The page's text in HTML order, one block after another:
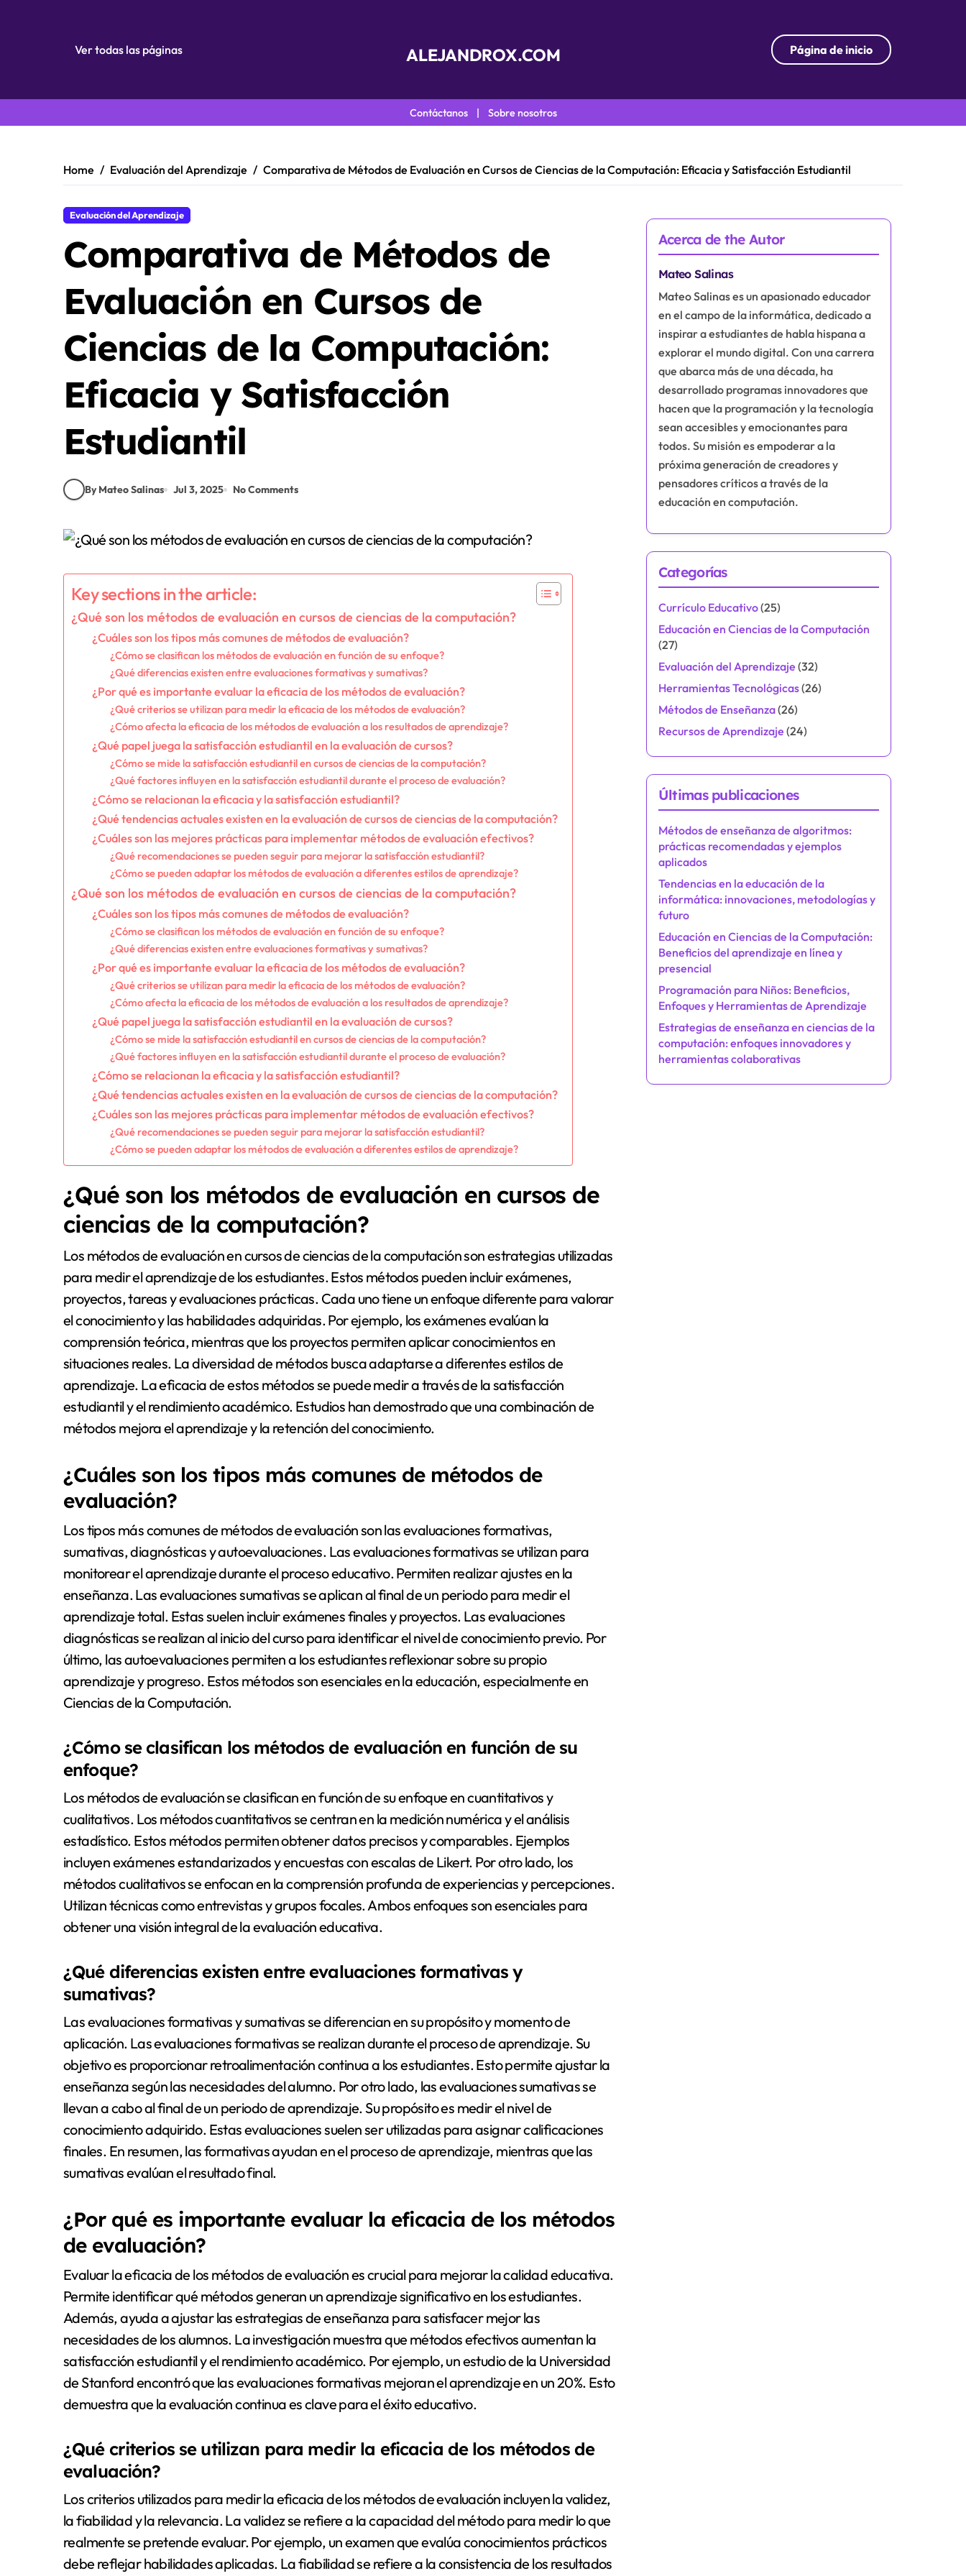
Ver todas las páginas ALEJANDROX.COM Página de inicio
Contáctanos | Sobre nosotros
Home Evaluación del Aprendizaje Comparativa de Métodos de Evaluación en Cursos de Ciencias de la Computación: Eficacia y Satisfacción Estudiantil
Evaluación del Aprendizaje
Comparativa de Métodos de
Evaluación en Cursos de
Ciencias de la Computación:
Eficacia y Satisfacción
Estudiantil
By Mateo Salinas Jul 3, 2025 No Comments
Key sections in the article:
¿Qué son los métodos de evaluación en cursos de ciencias de la computación?
¿Cuáles son los tipos más comunes de métodos de evaluación?
¿Cómo se clasifican los métodos de evaluación en función de su enfoque?
¿Qué diferencias existen entre evaluaciones formativas y sumativas?
¿Por qué es importante evaluar la eficacia de los métodos de evaluación?
¿Qué criterios se utilizan para medir la eficacia de los métodos de evaluación?
¿Cómo afecta la eficacia de los métodos de evaluación a los resultados de aprendizaje?
¿Qué papel juega la satisfacción estudiantil en la evaluación de cursos?
¿Cómo se mide la satisfacción estudiantil en cursos de ciencias de la computación?
¿Qué factores influyen en la satisfacción estudiantil durante el proceso de evaluación?
¿Cómo se relacionan la eficacia y la satisfacción estudiantil?
¿Qué tendencias actuales existen en la evaluación de cursos de ciencias de la computación?
¿Cuáles son las mejores prácticas para implementar métodos de evaluación efectivos?
¿Qué recomendaciones se pueden seguir para mejorar la satisfacción estudiantil?
¿Cómo se pueden adaptar los métodos de evaluación a diferentes estilos de aprendizaje?
¿Qué son los métodos de evaluación en cursos de ciencias de la computación?
¿Cuáles son los tipos más comunes de métodos de evaluación?
¿Cómo se clasifican los métodos de evaluación en función de su enfoque?
¿Qué diferencias existen entre evaluaciones formativas y sumativas?
¿Por qué es importante evaluar la eficacia de los métodos de evaluación?
¿Qué criterios se utilizan para medir la eficacia de los métodos de evaluación?
¿Cómo afecta la eficacia de los métodos de evaluación a los resultados de aprendizaje?
¿Qué papel juega la satisfacción estudiantil en la evaluación de cursos?
¿Cómo se mide la satisfacción estudiantil en cursos de ciencias de la computación?
¿Qué factores influyen en la satisfacción estudiantil durante el proceso de evaluación?
¿Cómo se relacionan la eficacia y la satisfacción estudiantil?
¿Qué tendencias actuales existen en la evaluación de cursos de ciencias de la computación?
¿Cuáles son las mejores prácticas para implementar métodos de evaluación efectivos?
¿Qué recomendaciones se pueden seguir para mejorar la satisfacción estudiantil?
¿Cómo se pueden adaptar los métodos de evaluación a diferentes estilos de aprendizaje?
¿Qué son los métodos de evaluación en cursos de
ciencias de la computación?
Los métodos de evaluación en cursos de ciencias de la computación son estrategias utilizadas
para medir el aprendizaje de los estudiantes. Estos métodos pueden incluir exámenes,
proyectos, tareas y evaluaciones prácticas. Cada uno tiene un enfoque diferente para valorar
el conocimiento y las habilidades adquiridas. Por ejemplo, los exámenes evalúan la
comprensión teórica, mientras que los proyectos permiten aplicar conocimientos en
situaciones reales. La diversidad de métodos busca adaptarse a diferentes estilos de
aprendizaje. La eficacia de estos métodos se puede medir a través de la satisfacción
estudiantil y el rendimiento académico. Estudios han demostrado que una combinación de
métodos mejora el aprendizaje y la retención del conocimiento.
¿Cuáles son los tipos más comunes de métodos de
evaluación?
Los tipos más comunes de métodos de evaluación son las evaluaciones formativas,
sumativas, diagnósticas y autoevaluaciones. Las evaluaciones formativas se utilizan para
monitorear el aprendizaje durante el proceso educativo. Permiten realizar ajustes en la
enseñanza. Las evaluaciones sumativas se aplican al final de un periodo para medir el
aprendizaje total. Estas suelen incluir exámenes finales y proyectos. Las evaluaciones
diagnósticas se realizan al inicio del curso para identificar el nivel de conocimiento previo. Por
último, las autoevaluaciones permiten a los estudiantes reflexionar sobre su propio
aprendizaje y progreso. Estos métodos son esenciales en la educación, especialmente en
Ciencias de la Computación.
¿Cómo se clasifican los métodos de evaluación en función de su
enfoque?
Los métodos de evaluación se clasifican en función de su enfoque en cuantitativos y
cualitativos. Los métodos cuantitativos se centran en la medición numérica y el análisis
estadístico. Estos métodos permiten obtener datos precisos y comparables. Ejemplos
incluyen exámenes estandarizados y encuestas con escalas de Likert. Por otro lado, los
métodos cualitativos se enfocan en la comprensión profunda de experiencias y percepciones.
Utilizan técnicas como entrevistas y grupos focales. Ambos enfoques son esenciales para
obtener una visión integral de la evaluación educativa.
¿Qué diferencias existen entre evaluaciones formativas y
sumativas?
Las evaluaciones formativas y sumativas se diferencian en su propósito y momento de
aplicación. Las evaluaciones formativas se realizan durante el proceso de aprendizaje. Su
objetivo es proporcionar retroalimentación continua a los estudiantes. Esto permite ajustar la
enseñanza según las necesidades del alumno. Por otro lado, las evaluaciones sumativas se
llevan a cabo al final de un periodo de aprendizaje. Su propósito es medir el nivel de
conocimiento adquirido. Estas evaluaciones suelen ser utilizadas para asignar calificaciones
finales. En resumen, las formativas ayudan en el proceso de aprendizaje, mientras que las
sumativas evalúan el resultado final.
¿Por qué es importante evaluar la eficacia de los métodos
de evaluación?
Evaluar la eficacia de los métodos de evaluación es crucial para mejorar la calidad educativa.
Permite identificar qué métodos generan un aprendizaje significativo en los estudiantes.
Además, ayuda a ajustar las estrategias de enseñanza para satisfacer mejor las
necesidades de los alumnos. La investigación muestra que métodos efectivos aumentan la
satisfacción estudiantil y el rendimiento académico. Por ejemplo, un estudio de la Universidad
de Stanford encontró que las evaluaciones formativas mejoran el aprendizaje en un 20%. Esto
demuestra que la evaluación continua es clave para el éxito educativo.
¿Qué criterios se utilizan para medir la eficacia de los métodos de
evaluación?
Los criterios utilizados para medir la eficacia de los métodos de evaluación incluyen la validez,
la fiabilidad y la relevancia. La validez se refiere a la capacidad del método para medir lo que
realmente se pretende evaluar. Por ejemplo, un examen que evalúa conocimientos prácticos
debe reflejar habilidades aplicadas. La fiabilidad se refiere a la consistencia de los resultados
Acerca de the Autor
Mateo Salinas
Mateo Salinas es un apasionado educador
en el campo de la informática, dedicado a
inspirar a estudiantes de habla hispana a
explorar el mundo digital. Con una carrera
que abarca más de una década, ha
desarrollado programas innovadores que
hacen que la programación y la tecnología
sean accesibles y emocionantes para
todos. Su misión es empoderar a la
próxima generación de creadores y
pensadores críticos a través de la
educación en computación.
Categorías
Currículo Educativo(25)
Educación en Ciencias de la Computación
(27)
Evaluación del Aprendizaje (32)
Herramientas Tecnológicas(26)
Métodos de Enseñanza(26)
Recursos de Aprendizaje (24)
Últimas publicaciones
Métodos de enseñanza de algoritmos:
prácticas recomendadas y ejemplos
aplicados
Tendencias en la educación de la
informática: innovaciones, metodologías y
futuro
Educación en Ciencias de la Computación:
Beneficios del aprendizaje en línea y
presencial
Programación para Niños: Beneficios,
Enfoques y Herramientas de Aprendizaje
Estrategias de enseñanza en ciencias de la
computación: enfoques innovadores y
herramientas colaborativas